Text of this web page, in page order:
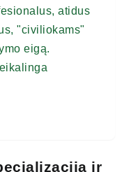
atidus
"civiliokams"
eigą.
ir